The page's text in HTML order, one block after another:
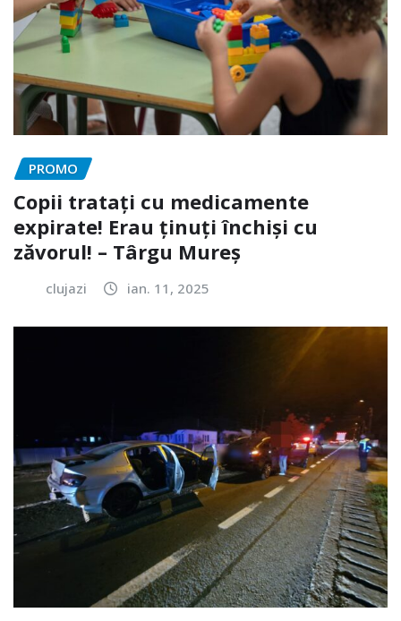
PROMO
Copii tratați cu medicamente
expirate! Erau ținuți închiși cu
zăvorul! – Târgu Mureș
clujazi ian. 11, 2025